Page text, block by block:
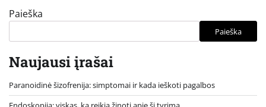
Paieška
Paieška
Naujausi įrašai
Paranoidinė šizofrenija: simptomai ir kada ieškoti pagalbos